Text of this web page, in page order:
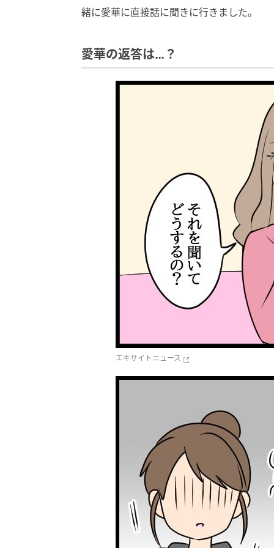
緒に愛華に直接話に聞きに行きました。
愛華の返答は…？
エキサイトニュース